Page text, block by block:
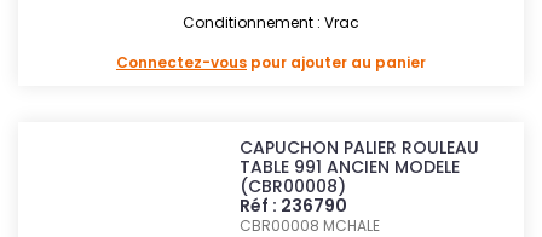
Conditionnement : Vrac
Connectez-vous pour ajouter au panier
CAPUCHON PALIER ROULEAU
TABLE 991 ANCIEN MODELE
(CBR00008)
Réf : 236790
CBR00008 MCHALE